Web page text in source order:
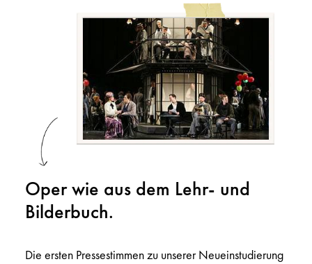
Oper wie aus dem Lehr- und
Bilderbuch.
Die ersten Pressestimmen zu unserer Neueinstudierung